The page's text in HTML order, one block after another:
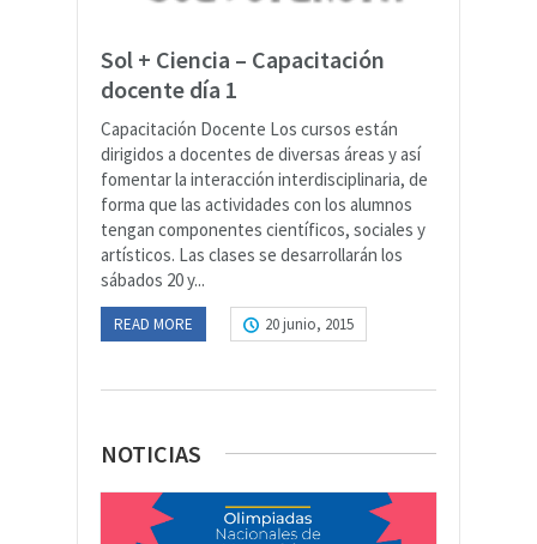
Sol + Ciencia – Capacitación
docente día 1
Capacitación Docente Los cursos están
dirigidos a docentes de diversas áreas y así
fomentar la interacción interdisciplinaria, de
forma que las actividades con los alumnos
tengan componentes científicos, sociales y
artísticos. Las clases se desarrollarán los
sábados 20 y...
READ MORE 20 junio, 2015
NOTICIAS